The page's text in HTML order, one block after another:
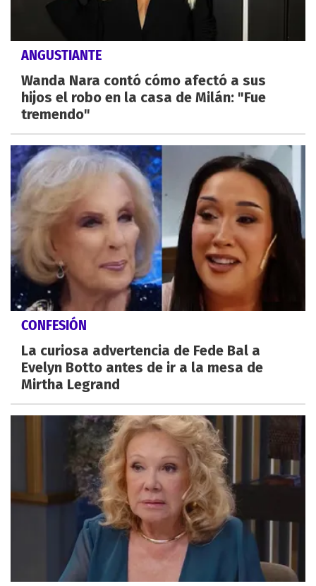
ANGUSTIANTE
Wanda Nara contó cómo afectó a sus
hijos el robo en la casa de Milán: "Fue
tremendo"
CONFESIÓN
La curiosa advertencia de Fede Bal a
Evelyn Botto antes de ir a la mesa de
Mirtha Legrand